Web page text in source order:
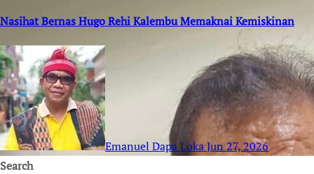
Nasihat Bernas Hugo Rehi Kalembu Memaknai Kemiskinan
Emanuel Dapa LokaJun 27, 2026
Search